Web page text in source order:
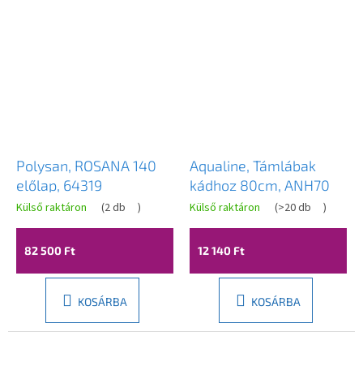
Polysan, ROSANA 140
előlap, 64319
Külső raktáron (2 db )
82 500 Ft
KOSÁRBA
Aqualine, Támlábak
kádhoz 80cm, ANH70
Külső raktáron (>20 db )
12 140 Ft
KOSÁRBA